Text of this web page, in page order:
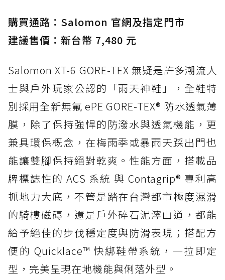
購買通路：Salomon 官網及指定門市
建議售價：新台幣 7,480 元
Salomon XT-6 GORE-TEX 無疑是許多潮流人
士與戶外玩家公認的「雨天神鞋」，全鞋特
別採用全新無氟 ePE GORE-TEX® 防水透氣薄
膜，除了保持強悍的防潑水與透氣機能，更
兼具環保概念，在梅雨季或暴雨天踩出門也
能讓雙腳保持絕對乾爽。性能方面，搭載品
牌標誌性的 ACS 系統 與 Contagrip® 專利高
抓地力大底，不管是踏在台灣都市極度濕滑
的騎樓磁磚，還是戶外碎石泥濘山道，都能
給予絕佳的步伐穩定度與防滑表現；搭配方
便的 Quicklace™ 快綁鞋帶系統，一拉即定
型，完美呈現在地機能與俐落外型。